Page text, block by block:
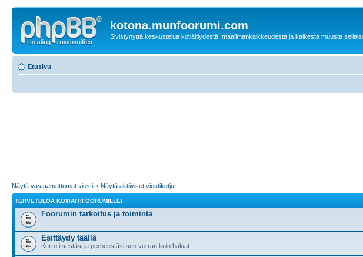
kotona.munfoorumi.com
Sivistynyttä keskustelua kotiäitiydestä, maailmankaikkeudesta ja kaikesta muusta
Etusivu
Näytä vastaamattomat viestit • Näytä aktiiviset viestiketjut
TERVETULOA KOTIÄITIFOORUMILLE!
Foorumin tarkoitus ja toiminta
Esittäydy täällä
Kerro itsestäsi ja perheestäsi sen verran kuin haluat.